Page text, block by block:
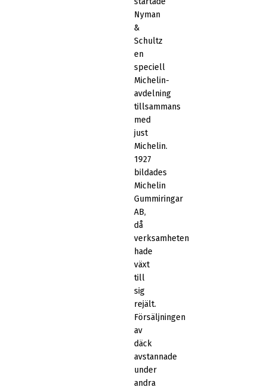
Nyman
&
Schultz
en
speciell
Michelin-
avdelning
tillsammans
med
just
Michelin.
1927
bildades
Michelin
Gummiringar
AB,
då
verksamheten
hade
växt
till
sig
rejält.
Försäljningen
av
däck
avstannade
under
andra